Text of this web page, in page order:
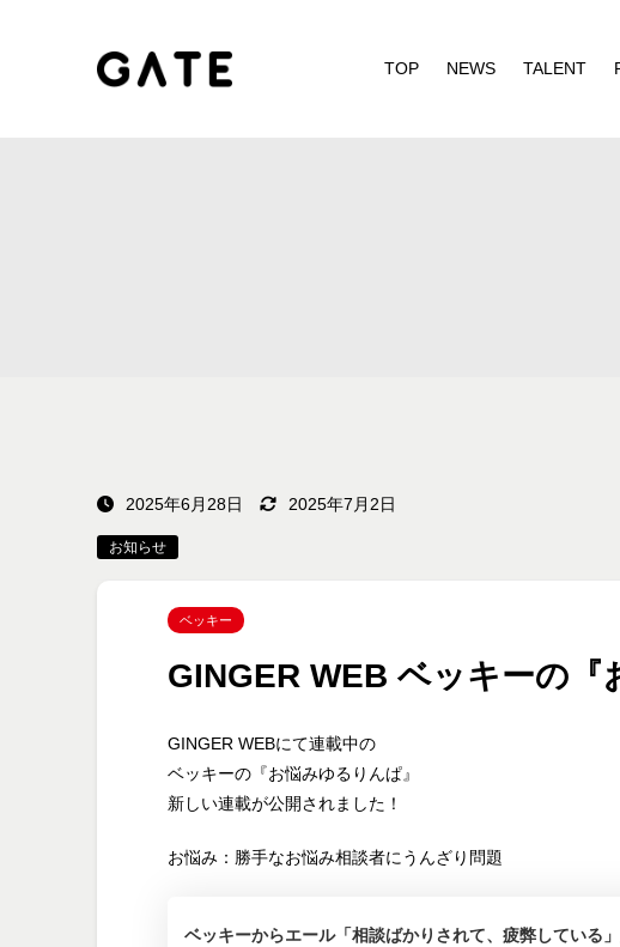
TOP NEWS TALENT
2025年6月28日 2025年7月2日
お知らせ
ベッキー
GINGER WEB ベッキーの
GINGER WEBにて連載中の
ベッキーの『お悩みゆるりんぱ』
新しい連載が公開されました！
お悩み：勝手なお悩み相談者にうんざり問題
ベッキーからエール「相談ばかりされて、疲弊している